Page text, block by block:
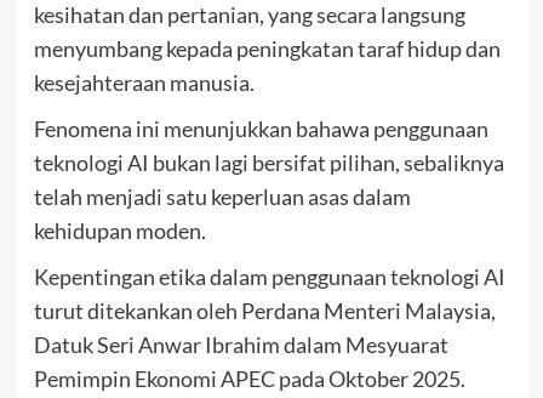
kesihatan dan pertanian, yang secara langsung
menyumbang kepada peningkatan taraf hidup dan
kesejahteraan manusia.
Fenomena ini menunjukkan bahawa penggunaan
teknologi AI bukan lagi bersifat pilihan, sebaliknya
telah menjadi satu keperluan asas dalam
kehidupan moden.
Kepentingan etika dalam penggunaan teknologi AI
turut ditekankan oleh Perdana Menteri Malaysia,
Datuk Seri Anwar Ibrahim dalam Mesyuarat
Pemimpin Ekonomi APEC pada Oktober 2025.